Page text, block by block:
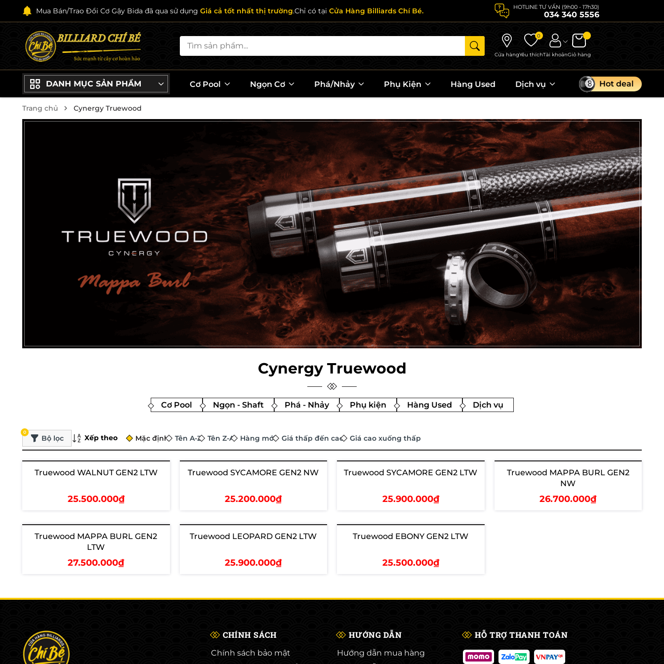
Mua Bán/Trao Đổi Cơ Gậy Bida đã qua sử dụng Giá cả tốt nhất thị trường.Chỉ có tại Cửa Hàng Billiards Chí Bé. HOTLINE TƯ VẤN (9h00 - 17h30)
034 340 5556
Cửa hàng
0
Yêu thíchTài khoảnGiỏ hàng
DANH MỤC SẢN PHẨM Cơ Pool Ngọn Cơ Phá/Nhảy Phụ Kiện Hàng Used Dịch vụ Hot deal
Trang chủ Cynergy Truewood
Cynergy Truewood
Cơ Pool Ngọn - Shaft Phá - Nhảy Phụ kiện Hàng Used Dịch vụ
Bộ lọc
0
Xếp theo Mặc định Tên A-Z Tên Z-A Hàng mới Giá thấp đến cao Giá cao xuống thấp
Truewood WALNUT GEN2 LTW
25.500.000₫
Thêm vào giỏ
Truewood SYCAMORE GEN2 NW
25.200.000₫
Thêm vào giỏ
Truewood SYCAMORE GEN2 LTW
25.900.000₫
Thêm vào giỏ
Truewood MAPPA BURL GEN2
NW
26.700.000₫
Truewood MAPPA BURL GEN2
LTW
27.500.000₫
Truewood LEOPARD GEN2 LTW
25.900.000₫
Truewood EBONY GEN2 LTW
25.500.000₫
CHÍNH SÁCH
Chính sách bảo mật
HƯỚNG DẪN
Hướng dẫn mua hàng
HỖ TRỢ THANH TOÁN